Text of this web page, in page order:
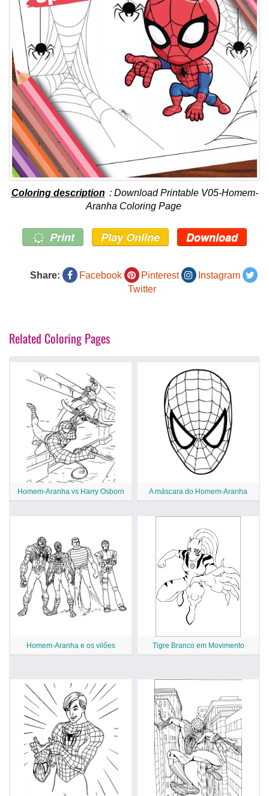
Coloring description : Download Printable V05-Homem-
Aranha Coloring Page
Print Play Online Download
Share: Facebook Pinterest
Instagram
Twitter
Related Coloring Pages
Homem-Aranha vs Harry Osborn A máscara do Homem-Aranha
Homem-Aranha e os vilões Tigre Branco em Movimento